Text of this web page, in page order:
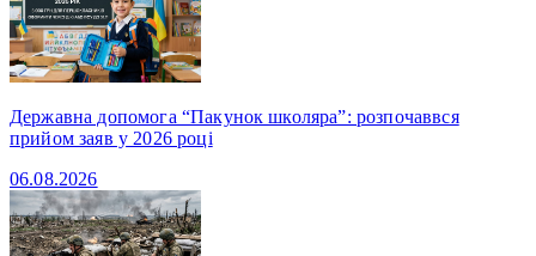
Державна допомога “Пакунок школяра”: розпочаввся
прийом заяв у 2026 році
06.08.2026